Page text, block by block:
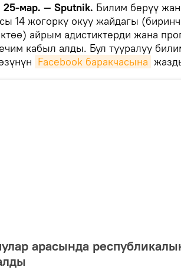
мар. — Sputnik. Билим берүү
14 жогорку окуу жайдагы
айрым адистиктерди жана
кабыл алды. Бул тууралуу
Facebook баракчасына
арасында